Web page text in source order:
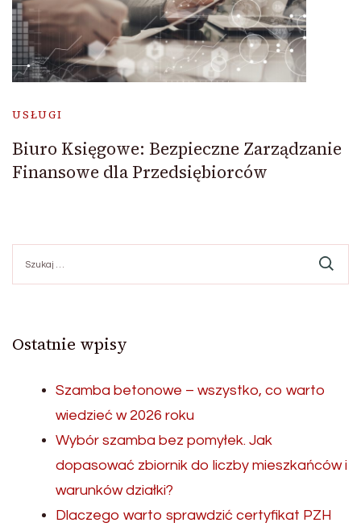
USŁUGI
Biuro Księgowe: Bezpieczne Zarządzanie
Finansowe dla Przedsiębiorców
Ostatnie wpisy
Szamba betonowe – wszystko, co warto
wiedzieć w 2026 roku
Wybór szamba bez pomyłek. Jak
dopasować zbiornik do liczby mieszkańców i
warunków działki?
Dlaczego warto sprawdzić certyfikat PZH